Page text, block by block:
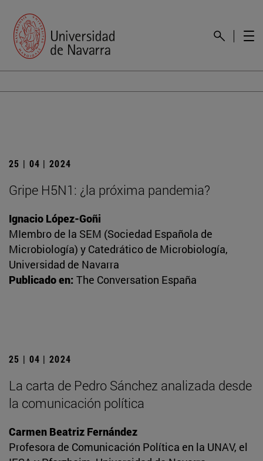
25 | 04 | 2024
Gripe H5N1: ¿la próxima pandemia?
Ignacio López-Goñi
MIembro de la SEM (Sociedad Española de
Microbiología) y Catedrático de Microbiología,
Universidad de Navarra
Publicado en: The Conversation España
25 | 04 | 2024
La carta de Pedro Sánchez analizada desde
la comunicación política
Carmen Beatriz Fernández
Profesora de Comunicación Política en la UNAV, el